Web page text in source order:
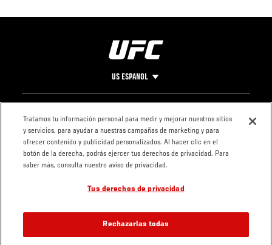
US ESPANOL
Pie
de
Página
CONTACTO
LEGAL
Condiciones
Política de
privacidad
Tratamos tu información personal para medir y mejorar nuestros sitios
y servicios, para ayudar a nuestras campañas de marketing y para
ofrecer contenido y publicidad personalizados. Al hacer clic en el
botón de la derecha, podrás ejercer tus derechos de privacidad. Para
saber más, consulta nuestro aviso de privacidad.
Tus derechos de privacidad
Rechazarlas todas